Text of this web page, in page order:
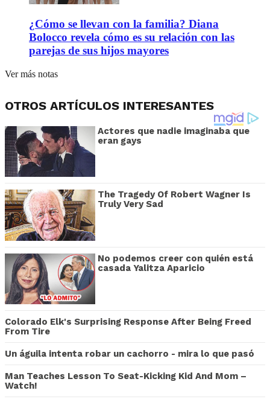
¿Cómo se llevan con la familia? Diana
Bolocco revela cómo es su relación con las
parejas de sus hijos mayores
Ver más notas
OTROS ARTÍCULOS INTERESANTES
Actores que nadie imaginaba que
eran gays
The Tragedy Of Robert Wagner Is
Truly Very Sad
No podemos creer con quién está
casada Yalitza Aparicio
Colorado Elk's Surprising Response After Being Freed
From Tire
Un águila intenta robar un cachorro - mira lo que pasó
Man Teaches Lesson To Seat-Kicking Kid And Mom –
Watch!